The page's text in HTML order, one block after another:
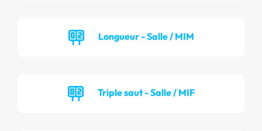
Longueur - Salle / MIM
Triple saut - Salle / MIF